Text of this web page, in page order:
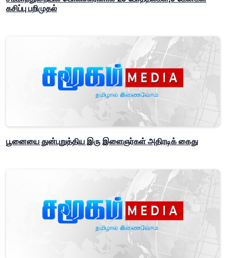
கசிப்பு பறிமுதல்
பூனையை துன்புறுத்திய இரு இளைஞர்கள் அதிரடிக் கைது